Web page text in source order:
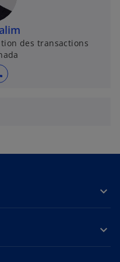
des transactions